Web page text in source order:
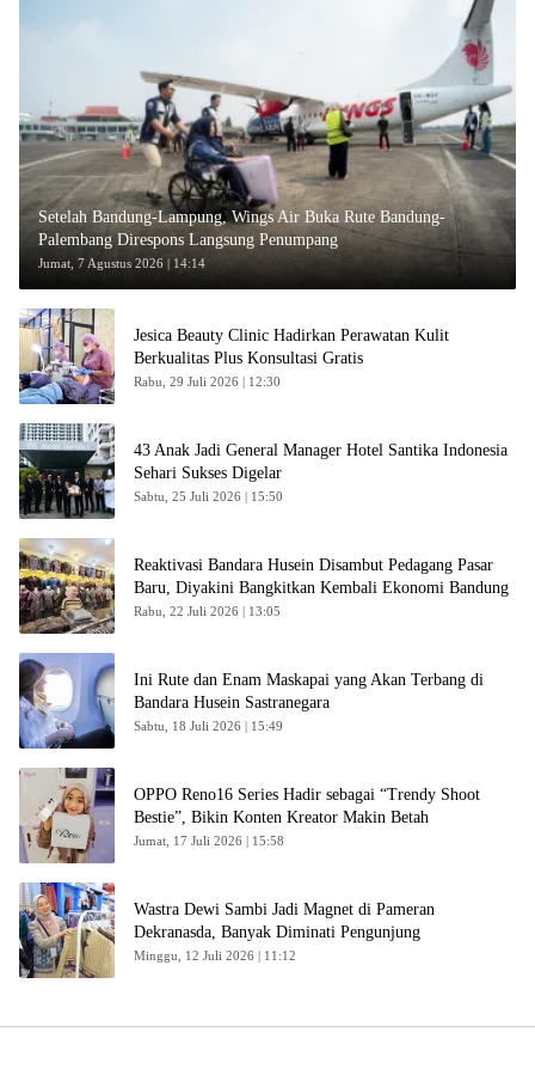
Setelah Bandung-Lampung, Wings Air Buka Rute Bandung-
Palembang Direspons Langsung Penumpang
Jumat, 7 Agustus 2026 | 14:14
Jesica Beauty Clinic Hadirkan Perawatan Kulit
Berkualitas Plus Konsultasi Gratis
Rabu, 29 Juli 2026 | 12:30
43 Anak Jadi General Manager Hotel Santika Indonesia
Sehari Sukses Digelar
Sabtu, 25 Juli 2026 | 15:50
Reaktivasi Bandara Husein Disambut Pedagang Pasar
Baru, Diyakini Bangkitkan Kembali Ekonomi Bandung
Rabu, 22 Juli 2026 | 13:05
Ini Rute dan Enam Maskapai yang Akan Terbang di
Bandara Husein Sastranegara
Sabtu, 18 Juli 2026 | 15:49
OPPO Reno16 Series Hadir sebagai “Trendy Shoot
Bestie”, Bikin Konten Kreator Makin Betah
Jumat, 17 Juli 2026 | 15:58
Wastra Dewi Sambi Jadi Magnet di Pameran
Dekranasda, Banyak Diminati Pengunjung
Minggu, 12 Juli 2026 | 11:12